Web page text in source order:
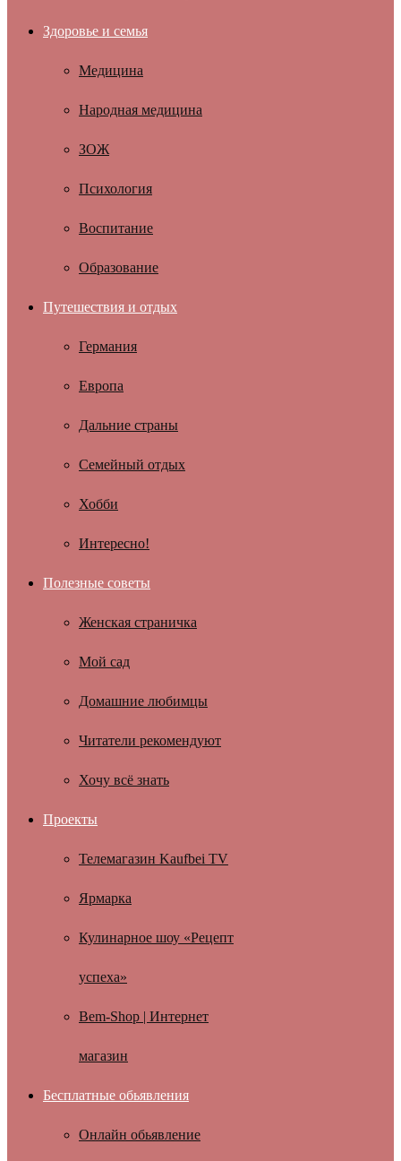
Здоровье и семья
Медицина
Народная медицина
ЗОЖ
Психология
Воспитание
Образование
Путешествия и отдых
Германия
Европа
Дальние страны
Семейный отдых
Хобби
Интересно!
Полезные советы
Женская страничка
Мой сад
Домашние любимцы
Читатели рекомендуют
Хочу всё знать
Проекты
Телемагазин Kaufbei TV
Ярмарка
Кулинарное шоу «Рецепт
успеха»
Bem-Shop | Интернет
магазин
Бесплатные обьявления
Онлайн обьявление